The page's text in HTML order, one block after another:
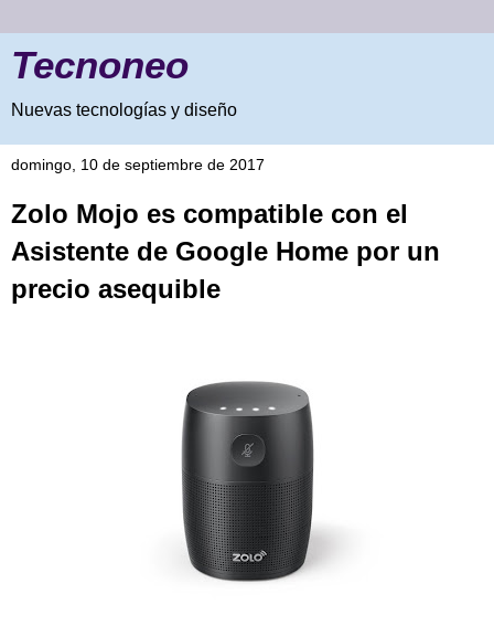
Tecnoneo
Nuevas tecnologías y diseño
domingo, 10 de septiembre de 2017
Zolo Mojo es compatible con el
Asistente de Google Home por un
precio asequible